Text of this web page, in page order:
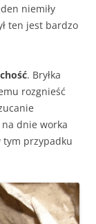
niemiły
ten jest bardzo
. Bryłka
rozgnieść
dnie worka
tym przypadku